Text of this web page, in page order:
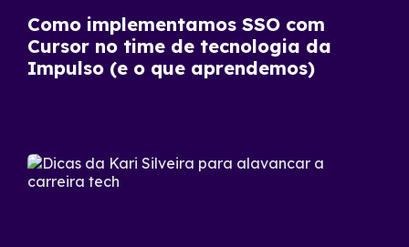
Como implementamos SSO com
Cursor no time de tecnologia da
Impulso (e o que aprendemos)